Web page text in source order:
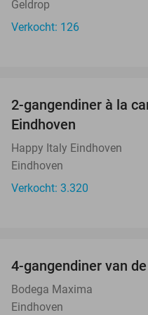
Geldrop
Verkocht: 126
2-gangendiner à la
Eindhoven
Happy Italy Eindhoven
Eindhoven
Verkocht: 3.320
4-gangendiner van
Bodega Maxima
Eindhoven